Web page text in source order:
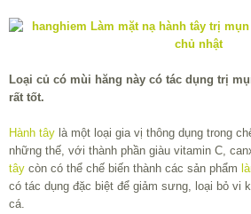
Loại củ có mùi hăng này có tác dụng trị
rất tốt.
Hành tây là một loại gia vị thông dụng trong
những thế, với thành phần giàu vitamin C,
tây còn có thể chế biến thành các sản phẩm
có tác dụng đặc biệt để giảm sưng, loại bỏ vi
cá.